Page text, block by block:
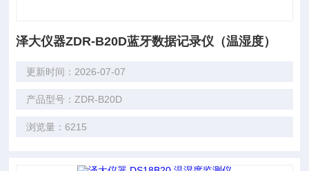
泽大仪器ZDR-B20D蓝牙数据记录仪（温湿度）
更新时间：2026-07-07
产品型号：ZDR-B20D
浏览量：6215